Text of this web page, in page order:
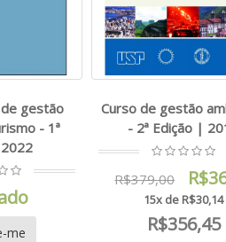
gestão
- 1ª
me
Curso de gestão
- 2ª Edição |
R$379,00
15x de R$30,14
R$356,45